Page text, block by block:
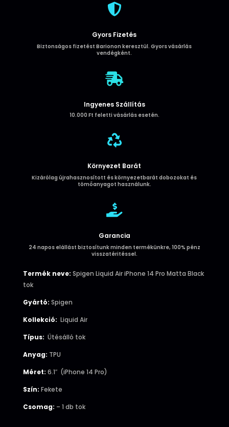

Gyors Fizetés
Biztonságos fizetést Barionon keresztül. Gyors vásárlás
vendégként.

Ingyenes Szállítás
10.000 Ft feletti vásárlás esetén.

Környezet Barát
Kizárólag újrahasznosított és környezetbarát dobozokat és
tömőanyagot használunk.

Garancia
24 napos elállást biztosítunk minden termékünkre, 100% pénz
visszatéritéssel.
Termék neve: Spigen Liquid Air iPhone 14 Pro Matta Black
tok
Gyártó: Spigen
Kollekció: Liquid Air
Típus: Ütésálló tok
Anyag: TPU
Méret: 6.1″ (iPhone 14 Pro)
Szín: Fekete
Csomag: – 1 db tok